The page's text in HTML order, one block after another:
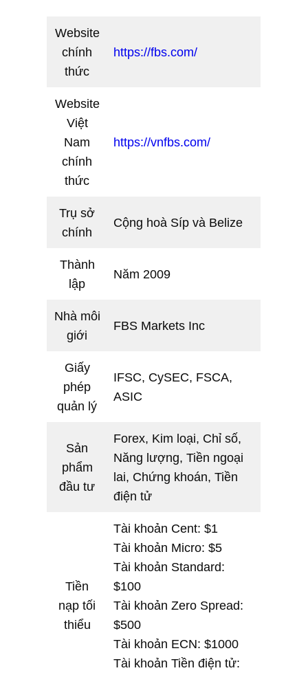
Website
chính
thức
https://fbs.com/
Website
Việt
Nam
chính
thức
https://vnfbs.com/
Trụ sở
chính
Cộng hoà Síp và Belize
Thành
lập
Năm 2009
Nhà môi
giới
FBS Markets Inc
Giấy
phép
quản lý
IFSC, CySEC, FSCA,
ASIC
Sản
phẩm
đầu tư
Forex, Kim loại, Chỉ số,
Năng lượng, Tiền ngoại
lai, Chứng khoán, Tiền
điện tử
Tiền
nạp tối
thiểu
Tài khoản Cent: $1
Tài khoản Micro: $5
Tài khoản Standard:
$100
Tài khoản Zero Spread:
$500
Tài khoản ECN: $1000
Tài khoản Tiền điện tử: